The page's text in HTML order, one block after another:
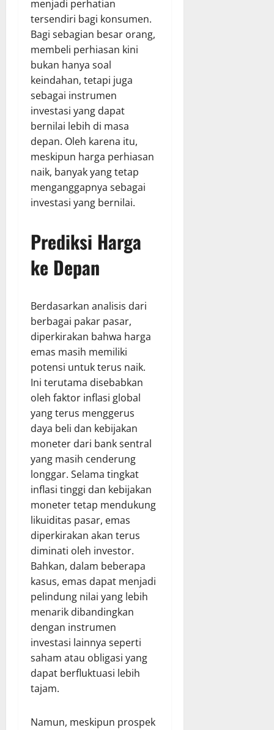
menjadi perhatian
tersendiri bagi konsumen.
Bagi sebagian besar orang,
membeli perhiasan kini
bukan hanya soal
keindahan, tetapi juga
sebagai instrumen
investasi yang dapat
bernilai lebih di masa
depan. Oleh karena itu,
meskipun harga perhiasan
naik, banyak yang tetap
menganggapnya sebagai
investasi yang bernilai.
Prediksi Harga
ke Depan
Berdasarkan analisis dari
berbagai pakar pasar,
diperkirakan bahwa harga
emas masih memiliki
potensi untuk terus naik.
Ini terutama disebabkan
oleh faktor inflasi global
yang terus menggerus
daya beli dan kebijakan
moneter dari bank sentral
yang masih cenderung
longgar. Selama tingkat
inflasi tinggi dan kebijakan
moneter tetap mendukung
likuiditas pasar, emas
diperkirakan akan terus
diminati oleh investor.
Bahkan, dalam beberapa
kasus, emas dapat menjadi
pelindung nilai yang lebih
menarik dibandingkan
dengan instrumen
investasi lainnya seperti
saham atau obligasi yang
dapat berfluktuasi lebih
tajam.
Namun, meskipun prospek